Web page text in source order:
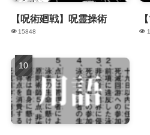
【呪術廻戦】呪霊操術
15848